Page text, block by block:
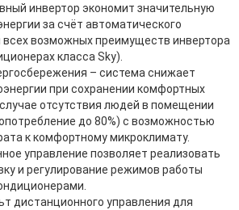
инвертор экономит значительную
за счёт автоматического
всех возможных преимуществ инвертора
класса Sky).
– система снижает
при сохранении комфортных
отсутствия людей в помещении
до 80%) с возможностью
к комфортному микроклимату.
управление позволяет реализовать
и регулирование режимов работы
дистанционного управления для